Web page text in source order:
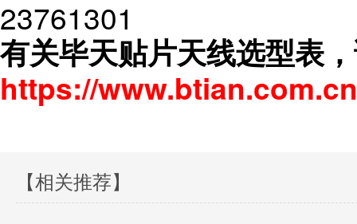
23761301
有关毕天贴片天线选型表
https://
【相关推荐】